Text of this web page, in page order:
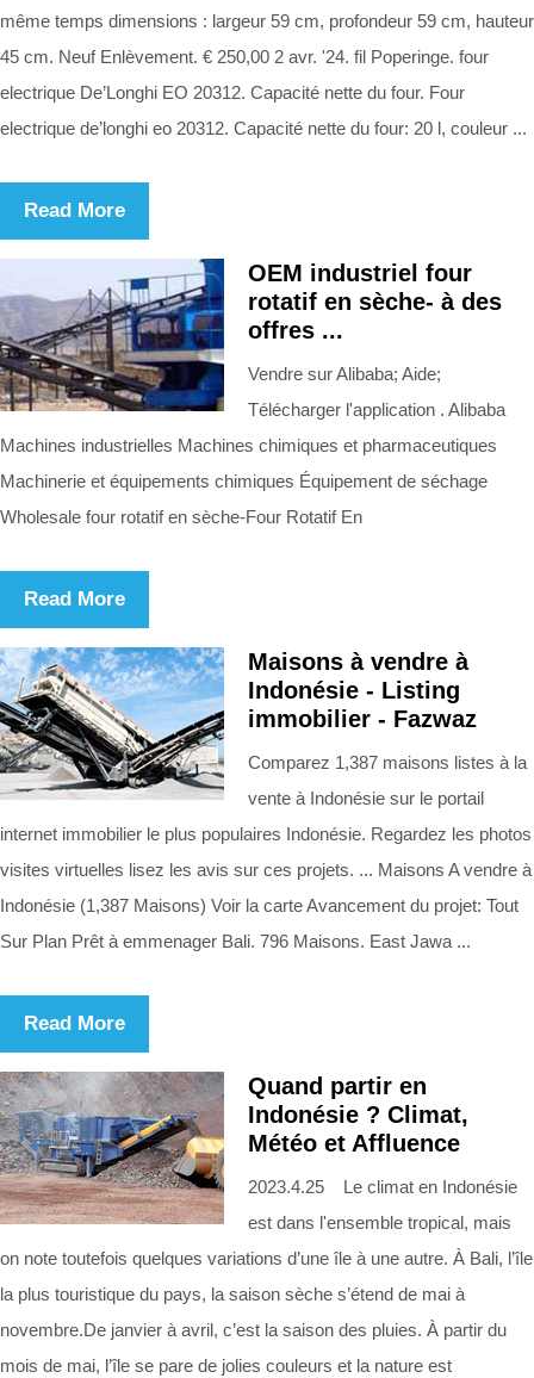
même temps dimensions : largeur 59 cm, profondeur 59 cm, hauteur
45 cm. Neuf Enlèvement. € 250,00 2 avr. '24. fil Poperinge. four
electrique De’Longhi EO 20312. Capacité nette du four. Four
electrique de’longhi eo 20312. Capacité nette du four: 20 l, couleur ...
Read More
OEM industriel four
rotatif en sèche- à des
offres ...
Vendre sur Alibaba; Aide;
Télécharger l'application . Alibaba
Machines industrielles Machines chimiques et pharmaceutiques
Machinerie et équipements chimiques Équipement de séchage
Wholesale four rotatif en sèche-Four Rotatif En
Read More
Maisons à vendre à
Indonésie - Listing
immobilier - Fazwaz
Comparez 1,387 maisons listes à la
vente à Indonésie sur le portail
internet immobilier le plus populaires Indonésie. Regardez les photos
visites virtuelles lisez les avis sur ces projets. ... Maisons A vendre à
Indonésie (1,387 Maisons) Voir la carte Avancement du projet: Tout
Sur Plan Prêt à emmenager Bali. 796 Maisons. East Jawa ...
Read More
Quand partir en
Indonésie ? Climat,
Météo et Affluence
2023.4.25 Le climat en Indonésie
est dans l'ensemble tropical, mais
on note toutefois quelques variations d’une île à une autre. À Bali, l’île
la plus touristique du pays, la saison sèche s’étend de mai à
novembre.De janvier à avril, c’est la saison des pluies. À partir du
mois de mai, l’île se pare de jolies couleurs et la nature est